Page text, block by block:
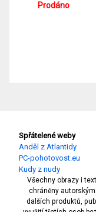
Prodáno
Spřátelené weby
Anděl z Atlantidy
PC-pohotovost.eu
Kudy z nudy
Všechny obrazy i
chráněny
dalších produktů,